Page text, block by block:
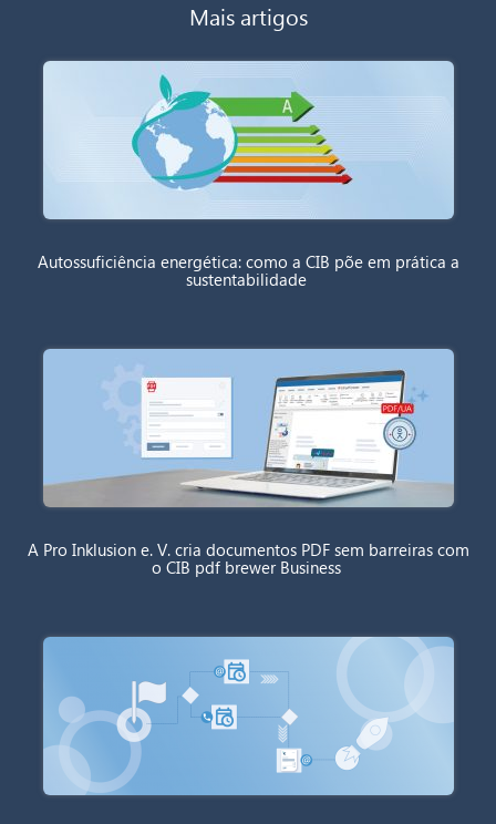
Mais artigos
Autossuficiência energética: como a CIB põe em prática a
sustentabilidade
A Pro Inklusion e. V. cria documentos PDF sem barreiras com
o CIB pdf brewer Business